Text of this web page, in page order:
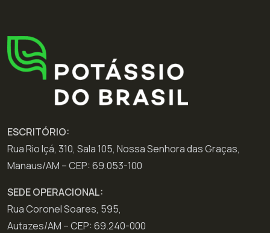
ESCRITÓRIO:
Rua Rio Içá, 310, Sala 105, Nossa Senhora das Graças,
Manaus/AM – CEP: 69.053-100
SEDE OPERACIONAL:
Rua Coronel Soares, 595,
Autazes/AM – CEP: 69.240-000